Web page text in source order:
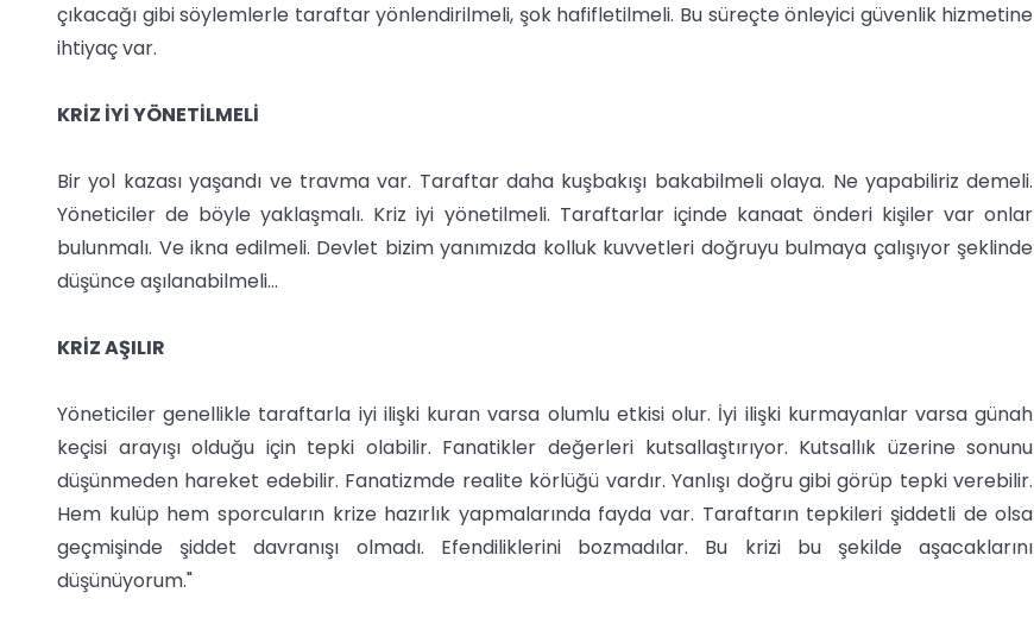
çıkacağı gibi söylemlerle taraftar yönlendirilmeli, şok hafifletilmeli. Bu süreçte önleyici güvenlik hizmetine
ihtiyaç var.
KRİZ İYİ YÖNETİLMELİ
Bir yol kazası yaşandı ve travma var. Taraftar daha kuşbakışı bakabilmeli olaya. Ne yapabiliriz demeli.
Yöneticiler de böyle yaklaşmalı. Kriz iyi yönetilmeli. Taraftarlar içinde kanaat önderi kişiler var onlar
bulunmalı. Ve ikna edilmeli. Devlet bizim yanımızda kolluk kuvvetleri doğruyu bulmaya çalışıyor şeklinde
düşünce aşılanabilmeli…
KRİZ AŞILIR
Yöneticiler genellikle taraftarla iyi ilişki kuran varsa olumlu etkisi olur. İyi ilişki kurmayanlar varsa günah
keçisi arayışı olduğu için tepki olabilir. Fanatikler değerleri kutsallaştırıyor. Kutsallık üzerine sonunu
düşünmeden hareket edebilir. Fanatizmde realite körlüğü vardır. Yanlışı doğru gibi görüp tepki verebilir.
Hem kulüp hem sporcuların krize hazırlık yapmalarında fayda var. Taraftarın tepkileri şiddetli de olsa
geçmişinde şiddet davranışı olmadı. Efendiliklerini bozmadılar. Bu krizi bu şekilde aşacaklarını
düşünüyorum."